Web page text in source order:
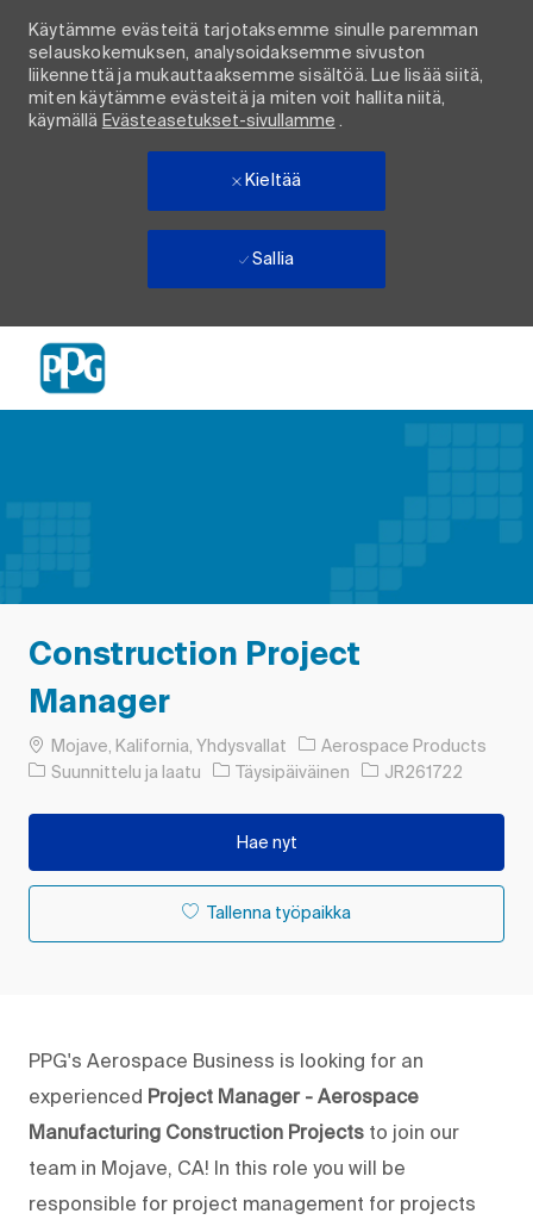
Käytämme evästeitä tarjotaksemme sinulle paremman
selauskokemuksen, analysoidaksemme sivuston
liikennettä ja mukauttaaksemme sisältöä. Lue lisää siitä,
miten käytämme evästeitä ja miten voit hallita niitä,
käymällä Evästeasetukset-sivullamme .
Kieltää
Sallia
Construction Project
Manager
PaikkaMojave, Kalifornia, Yhdysvallat
Aerospace Products
Luokka
Suunnittelu ja laatu Työn tyyppi
Täysipäiväinen Työn tunnus
JR261722
Hae nyt
Tallenna työpaikka
PPG's Aerospace Business is looking for an
experienced Project Manager - Aerospace
Manufacturing Construction Projects to join our
team in Mojave, CA! In this role you will be
responsible for project management for projects